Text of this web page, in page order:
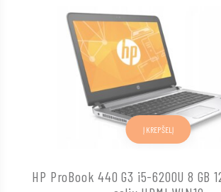
HP ProBook 440 G3 i5-6200U 8 GB
Į KREPŠELĮ